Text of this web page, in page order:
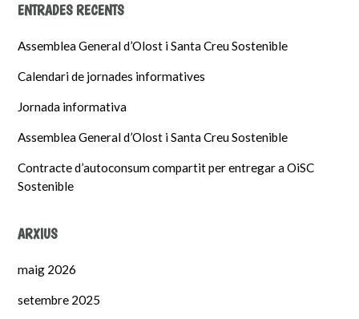
ENTRADES RECENTS
Assemblea General d’Olost i Santa Creu Sostenible
Calendari de jornades informatives
Jornada informativa
Assemblea General d’Olost i Santa Creu Sostenible
Contracte d’autoconsum compartit per entregar a OiSC
Sostenible
ARXIUS
maig 2026
setembre 2025